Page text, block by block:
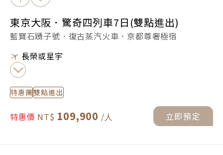
東京大阪．驚奇四列車7日(雙點進出)
藍寶石踴子號．復古蒸汽火車．京都尊奢極宿
長榮或星宇
特惠團雙點進出
特惠價 109,900 立即預定